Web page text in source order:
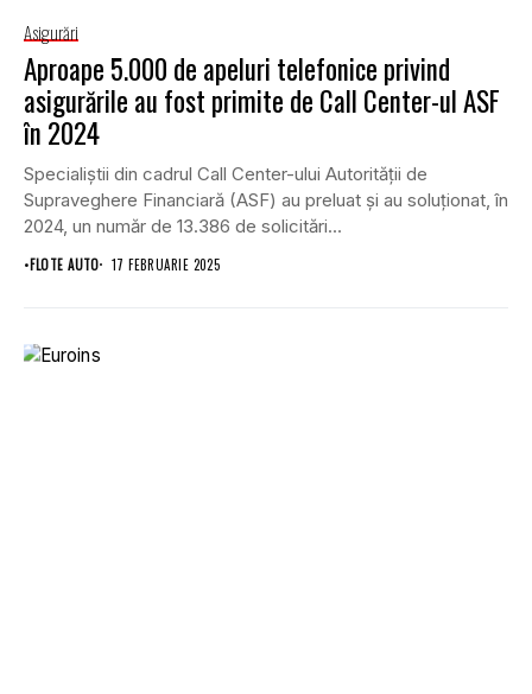
Asigurări
Aproape 5.000 de apeluri telefonice privind
asigurările au fost primite de Call Center-ul ASF
în 2024
Specialiștii din cadrul Call Center-ului Autorității de
Supraveghere Financiară (ASF) au preluat și au soluționat, în
2024, un număr de 13.386 de solicitări...
•FLOTE AUTO 17 FEBRUARIE 2025